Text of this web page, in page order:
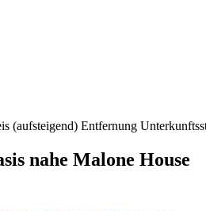
(aufsteigend) Entfernung
nahe Malone House